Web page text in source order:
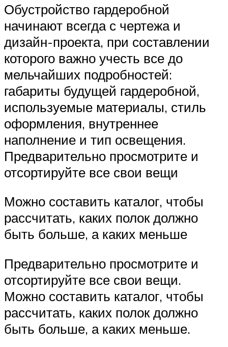
Обустройство гардеробной
начинают всегда с чертежа и
дизайн-проекта, при составлении
которого важно учесть все до
мельчайших подробностей:
габариты будущей гардеробной,
используемые материалы, стиль
оформления, внутреннее
наполнение и тип освещения.
Предварительно просмотрите и
отсортируйте все свои вещи
Можно составить каталог, чтобы
рассчитать, каких полок должно
быть больше, а каких меньше
Предварительно просмотрите и
отсортируйте все свои вещи.
Можно составить каталог, чтобы
рассчитать, каких полок должно
быть больше, а каких меньше.